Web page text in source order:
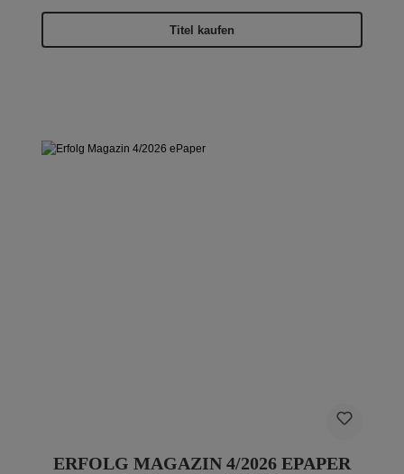
Titel kaufen
ERFOLG MAGAZIN 4/2026 EPAPER